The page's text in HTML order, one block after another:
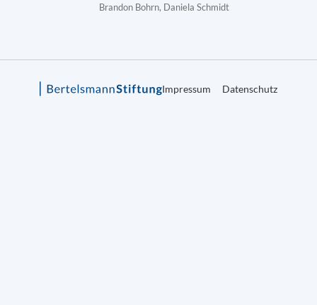
Brandon Bohrn, Daniela Schmidt
Impressum Datenschutz